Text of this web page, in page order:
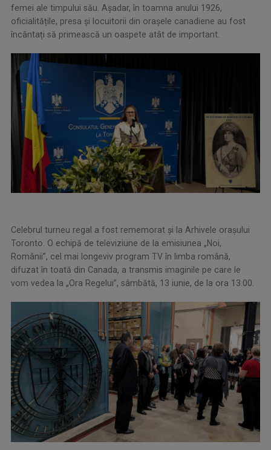
femei ale timpului său. Așadar, în toamna anului 1926,
oficialitățile, presa și locuitorii din orașele canadiene au fost
încântați să primească un oaspete atât de important.
Celebrul turneu regal a fost rememorat și la Arhivele orașului
Toronto. O echipă de televiziune de la emisiunea „Noi,
Românii”, cel mai longeviv program TV în limba română,
difuzat în toată din Canada, a transmis imaginile pe care le
vom vedea la „Ora Regelui”, sâmbătă, 13 iunie, de la ora 13.00.